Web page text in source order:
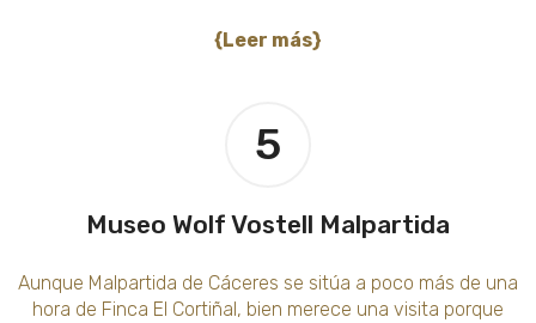
{Leer más}
5
Museo Wolf Vostell Malpartida
Aunque Malpartida de Cáceres se sitúa a poco más de una
hora de Finca El Cortiñal, bien merece una visita porque